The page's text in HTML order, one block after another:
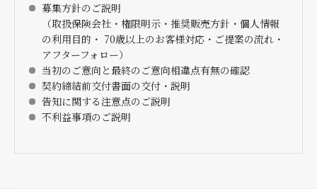
募集方針のご説明
（取扱保険会社・権限明示・推奨販売方針・個人情報
の利用目的・ 70歳以上のお客様対応・ご提案の流れ・
アフターフォロー）
当初のご意向と最終のご意向相違点有無の確認
契約締結前交付書面の交付・説明
告知に関する注意点のご説明
不利益事項のご説明